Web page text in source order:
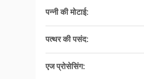
पन्नी की मोटाई:
पत्थर की पसंद:
एज प्रोसेसिंग: